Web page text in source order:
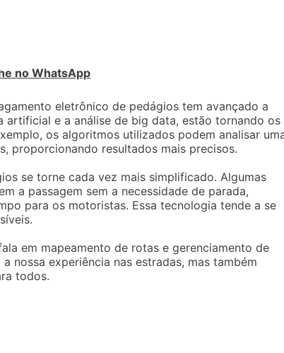
no WhatsApp
eletrônico de pedágios tem avançado a
artificial e a análise de big data, estão tornando os
os algoritmos utilizados podem analisar
proporcionando resultados mais precisos.
se torne cada vez mais simplificado. Algumas
a passagem sem a necessidade de parada,
para os motoristas. Essa tecnologia tende a se
em mapeamento de rotas e gerenciamento de
nossa experiência nas estradas, mas também
todos.